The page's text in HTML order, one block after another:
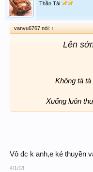
Thần Tài
vanvu6767 nói: ↑
Lên
Không tà
Xuống luôn
Vô đc k anh,e ké thuyền
4/1/18